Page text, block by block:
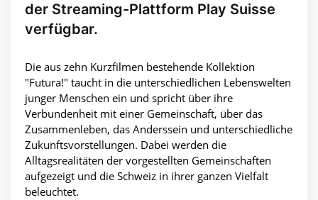
der Streaming-Plattform Play Suisse
verfügbar.
Die aus zehn Kurzfilmen bestehende Kollektion
"Futura!" taucht in die unterschiedlichen Lebenswelten
junger Menschen ein und spricht über ihre
Verbundenheit mit einer Gemeinschaft, über das
Zusammenleben, das Anderssein und unterschiedliche
Zukunftsvorstellungen. Dabei werden die
Alltagsrealitäten der vorgestellten Gemeinschaften
aufgezeigt und die Schweiz in ihrer ganzen Vielfalt
beleuchtet.